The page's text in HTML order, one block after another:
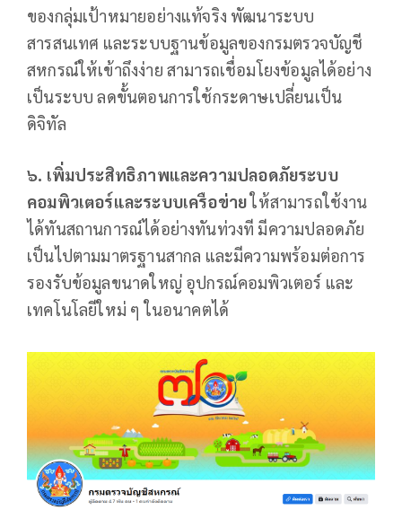
ของกลุ่มเป้าหมายอย่างแท้จริง พัฒนาระบบ
สารสนเทศ และระบบฐานข้อมูลของกรมตรวจบัญชี
สหกรณ์ให้เข้าถึงง่าย สามารถเชื่อมโยงข้อมูลได้อย่าง
เป็นระบบ ลดขั้นตอนการใช้กระดาษเปลี่ยนเป็น
ดิจิทัล
๖. เพิ่มประสิทธิภาพและความปลอดภัยระบบ
คอมพิวเตอร์และระบบเครือข่ายให้สามารถใช้งาน
ได้ทันสถานการณ์ได้อย่างทันท่วงที มีความปลอดภัย
เป็นไปตามมาตรฐานสากล และมีความพร้อมต่อการ
รองรับข้อมูลขนาดใหญ่ อุปกรณ์คอมพิวเตอร์ และ
เทคโนโลยีใหม่ ๆ ในอนาคตได้